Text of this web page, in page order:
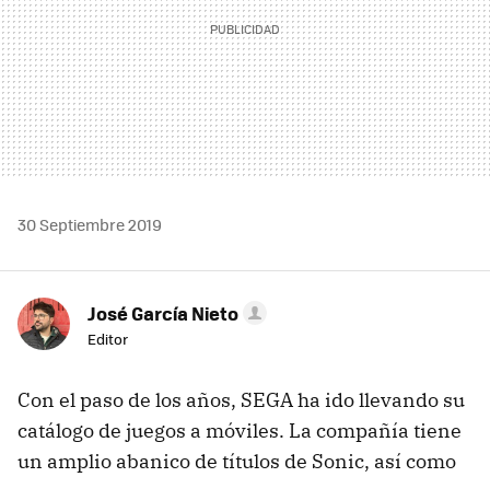
30 Septiembre 2019
José García Nieto
Editor
Con el paso de los años, SEGA ha ido llevando su
catálogo de juegos a móviles. La compañía tiene
un amplio abanico de títulos de Sonic, así como